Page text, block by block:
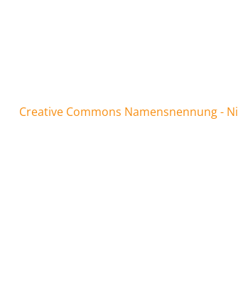
Creative Commons Namensnennung -